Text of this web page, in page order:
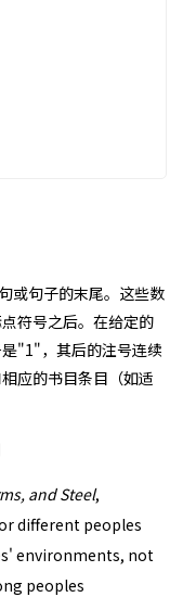
或句子的末尾。这些数
符号之后。在给定的
"1"，其后的注号连续
应的书目条目（如适
and Steel,
different peoples
environments, not
peoples